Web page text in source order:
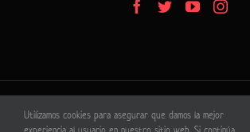
© Copyright 2020 -
Utilizamos cookies para asegurar que damos la mejor